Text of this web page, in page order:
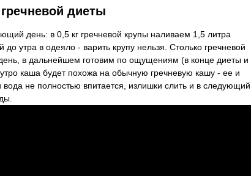
диеты
день: в 0,5 кг гречневой крупы наливаем 1,5 литра
до утра в одеяло - варить крупу нельзя. Столько гречневой
в дальнейшем готовим по ощущениям (в конце диеты и
каша будет похожа на обычную гречневую кашу - ее и
не полностью впитается, излишки слить и в следующий